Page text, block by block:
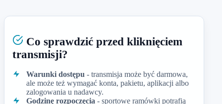
Co sprawdzić przed kliknięciem
transmisji?
Warunki dostępu - transmisja może być darmowa,
ale może też wymagać konta, pakietu, aplikacji albo
zalogowania u nadawcy.
Godzinę rozpoczęcia - sportowe ramówki potrafią